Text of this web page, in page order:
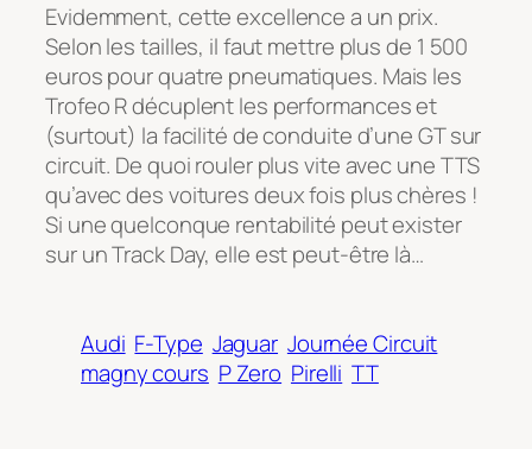
Evidemment, cette excellence a un prix.
Selon les tailles, il faut mettre plus de 1 500
euros pour quatre pneumatiques. Mais les
Trofeo R décuplent les performances et
(surtout) la facilité de conduite d’une GT sur
circuit. De quoi rouler plus vite avec une TTS
qu’avec des voitures deux fois plus chères !
Si une quelconque rentabilité peut exister
sur un Track Day, elle est peut-être là…
Audi F-Type Jaguar Journée Circuit
magny cours P Zero Pirelli TT